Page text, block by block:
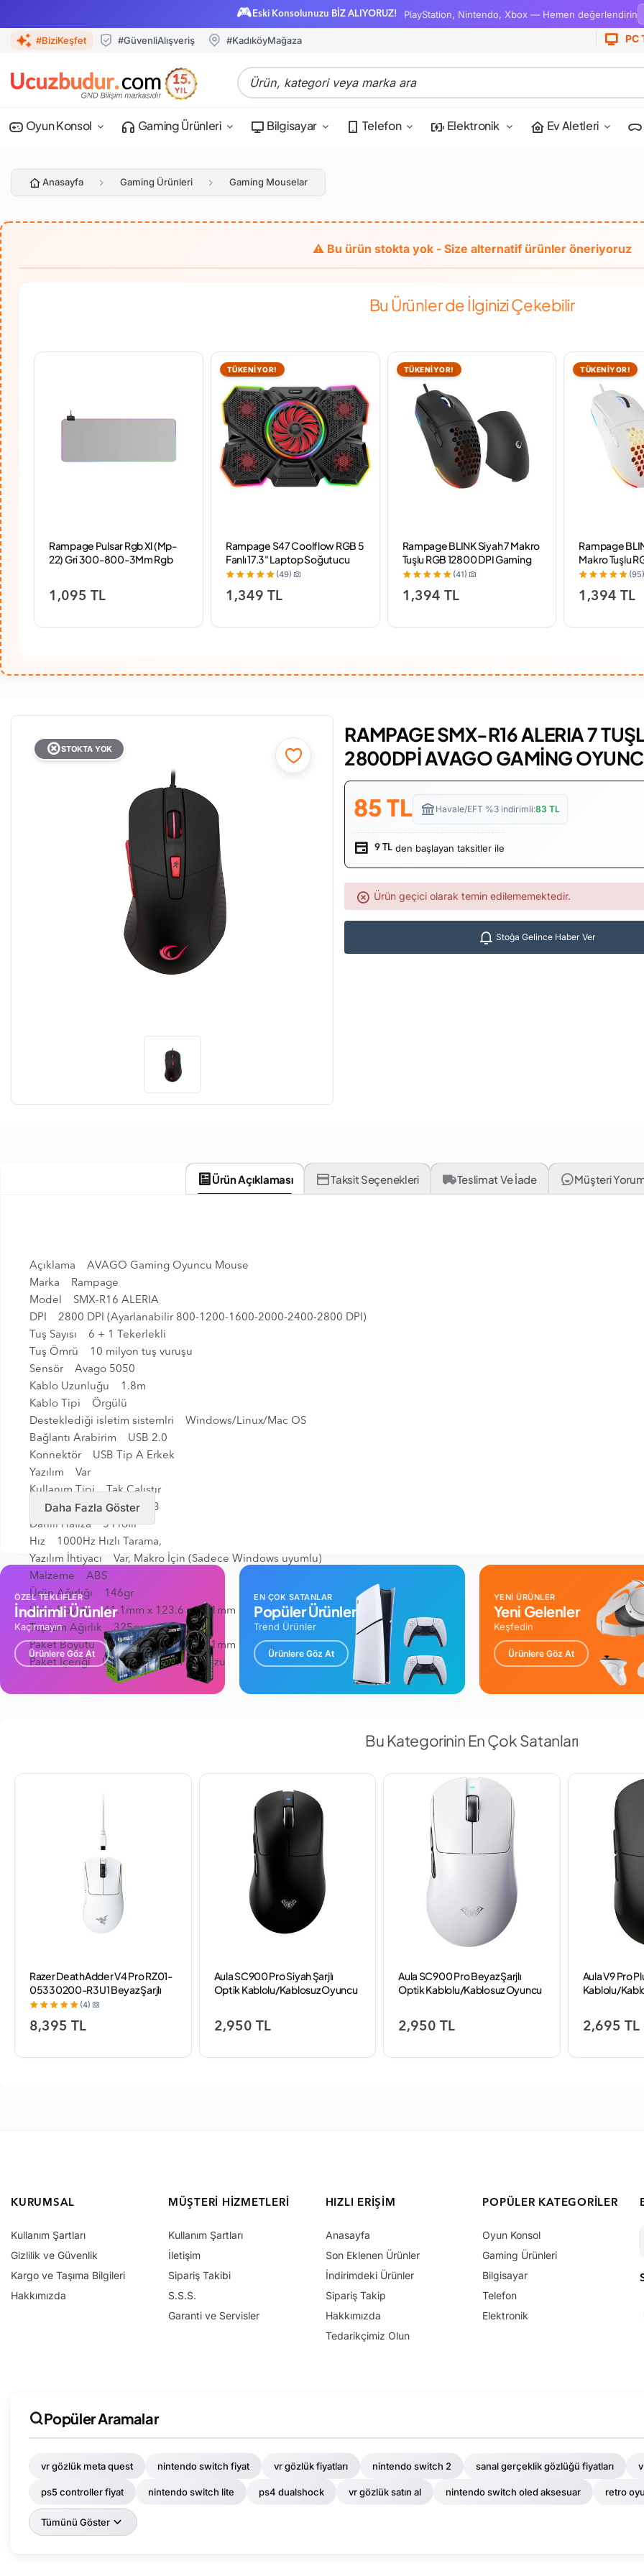
🎮 Eski Konsolunuzu BİZ ALIYORUZ! PlayStation, Nintendo, Xbox — Hemen değerlendirin
#BiziKeşfet #GüvenliAlışveriş #KadıköyMağaza PC
Oyun Konsol Gaming Ürünleri Bilgisayar Telefon Elektronik Ev Aletleri
Anasayfa Gaming Ürünleri Gaming Mouselar
Bu Ürünler de İlginizi Çekebilir
Rampage Pulsar Rgb Xl (Mp-
22) Gri 300-800-3Mm Rgb
1,095 TL
TÜKENİYOR!
Rampage S47 Coolflow RGB 5
Fanlı 17.3" Laptop Soğutucu
(49)
1,349 TL
TÜKENİYOR!
Rampage BLINK Siyah 7 Makro
Tuşlu RGB 12800 DPI Gaming
Oyuncu Mouse
(41)
1,394 TL
TÜKENİYOR!
Rampage
Makro Tuşlu
Gaming
(95)
1,394 TL
STOKTA YOK
RAMPAGE SMX-R16 ALERIA 7
2800DPİ AVAGO GAMİNG
85 TL Havale/EFT %3 indirimli:83 TL
9 TL den başlayan taksitler ile
Ürün geçici olarak temin edilememektedir.
Stoğa Gelince Haber Ver
Ürün Açıklaması Taksit Seçenekleri Teslimat Ve İade Müşteri
Açıklama AVAGO Gaming Oyuncu Mouse
Marka Rampage
Model SMX-R16 ALERIA
DPI 2800 DPI (Ayarlanabilir 800-1200-1600-2000-2400-2800 DPI)
Tuş Sayısı 6 + 1 Tekerlekli
Tuş Ömrü 10 milyon tuş vuruşu
Sensör Avago 5050
Kablo Uzunluğu 1.8m
Kablo Tipi Örgülü
Desteklediği isletim sistemlri Windows/Linux/Mac OS
Bağlantı Arabirim USB 2.0
Konnektör USB Tip A Erkek
Yazılım Var
Kullanım Tipi Tak Çalıştır
Aydınlatma Gerçek RGB
Dahili Hafıza 3 Profil
Hız 1000Hz Hızlı Tarama,
Yazılım İhtiyacı Var, Makro İçin (Sadece Windows uyumlu)
Malzeme ABS
Ürün Ağırlığı 146gr
Ürün Boyutu 41.1mm x 123.6 x 68.1mm
Toplam Ağırlık 325gr
Paket Boyutu 130mm x 232mm x 51mm
Paket İçeriği Ürün + Kullanım kılavuzu
Daha Fazla Göster
ÖZEL TEKLİFLER
İndirimli Ürünler
Kaçırmayın
Ürünlere Göz At
EN ÇOK SATANLAR
Popüler Ürünler
Trend Ürünler
Ürünlere Göz At
YENİ ÜRÜNLER
Yeni Gelenler
Keşfedin
Ürünlere Göz At
Bu Kategorinin En Çok Satanları
Razer DeathAdder V4 Pro RZ01-
05330200-R3U1 Beyaz Şarjlı
Makrolu Optik Kablolu/Kablosuz
(4)
8,395 TL
Aula SC900 Pro Siyah Şarjlı
Optik Kablolu/Kablosuz Oyuncu
2,950 TL
Aula SC900 Pro Beyaz Şarjlı
Optik Kablolu/Kablosuz Oyuncu
2,950 TL
Aula V9 Pro
Kablolu/
2,695 TL
KURUMSAL
Kullanım Şartları
Gizlilik ve Güvenlik
Kargo ve Taşıma Bilgileri
Hakkımızda
MÜŞTERI HIZMETLERI
Kullanım Şartları
İletişim
Sipariş Takibi
S.S.S.
Garanti ve Servisler
HIZLI ERIŞIM
Anasayfa
Son Eklenen Ürünler
İndirimdeki Ürünler
Sipariş Takip
Hakkımızda
Tedarikçimiz Olun
POPÜLER KATEGORILER
Oyun Konsol
Gaming Ürünleri
Bilgisayar
Telefon
Elektronik
Popüler Aramalar
vr gözlük meta quest nintendo switch fiyat vr gözlük fiyatları nintendo switch 2 sanal gerçeklik gözlüğü fiyatları
ps5 controller fiyat nintendo switch lite ps4 dualshock vr gözlük satın al nintendo switch oled aksesuar retro
Tümünü Göster